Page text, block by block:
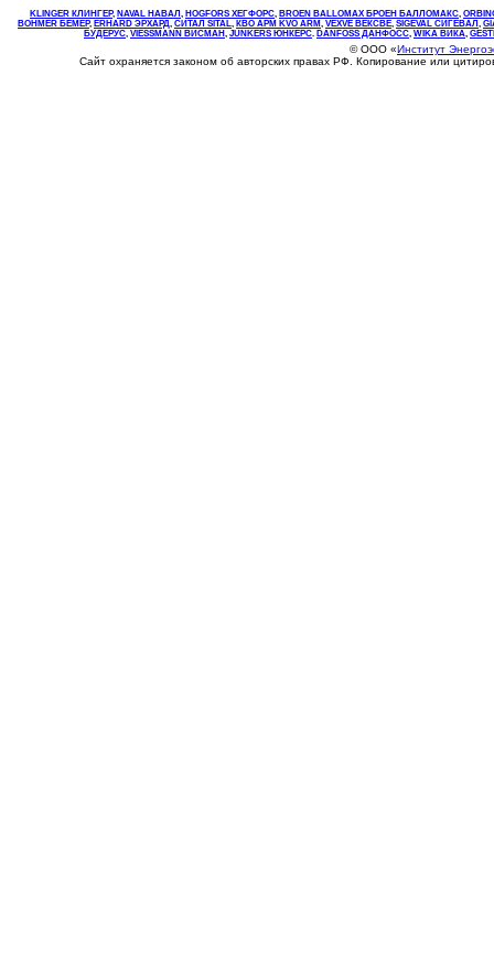
KLINGER КЛИНГЕР, NAVAL НАВАЛ , НOGFORS ХЕГФОРС, BROEN BALLOMAX БРОЕН БАЛЛОМАКС,
BOHMER БЕМЕР, ERHARD ЭРХАРД, СИТАЛ SITAL, КВО АРМ KVO ARM, VEXVE ВЕКСВЕ, SIGEVAL СИГЕВАЛ ,
БУДЕРУС, VIESSMANN ВИСМАН , JUNKERS ЮНКЕРС. DANFOSS ДАНФОСС, WIKA ВИКА,
© ООО «Институт
Сайт охраняется законом об авторских правах РФ. Копирование или